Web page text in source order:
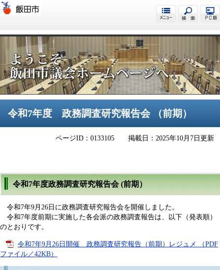
飯田市議会
令和7年度 政務調査研究報告会 （前期）
ページID：0133105 掲載日：2025年10月7日更新
令和7年度政務調査研究報告会 (前期）
令和7年9月26日に政務調査研究報告会を開催しました。
令和7年度前期に実施した各会派の政務調査報告は、以下（発表順）
のとおりです。
令和7年9月26日開催 政務調査研究報告（前期）レジュメ （PDF
ファイル／42KB）